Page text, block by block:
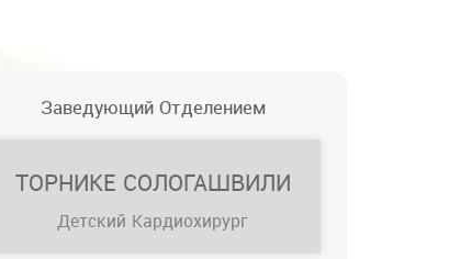
Заведующий Отделением
ТОРНИКЕ СОЛОГАШВИЛИ
Детский Кардиохирург